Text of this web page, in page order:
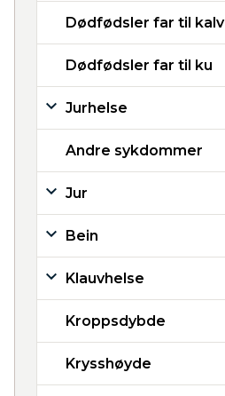
Dødfødsler far til kalv
Dødfødsler far til ku
Jurhelse
Andre sykdommer
Jur
Bein
Klauvhelse
Kroppsdybde
Krysshøyde